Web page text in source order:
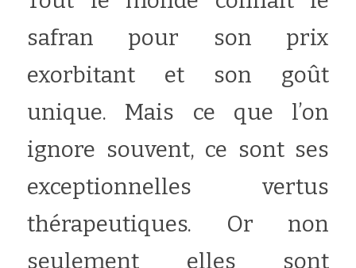
Rechercher
safran pour son prix
exorbitant et son goût
unique. Mais ce que l’on
ignore souvent, ce sont ses
exceptionnelles vertus
thérapeutiques. Or non
seulement elles sont